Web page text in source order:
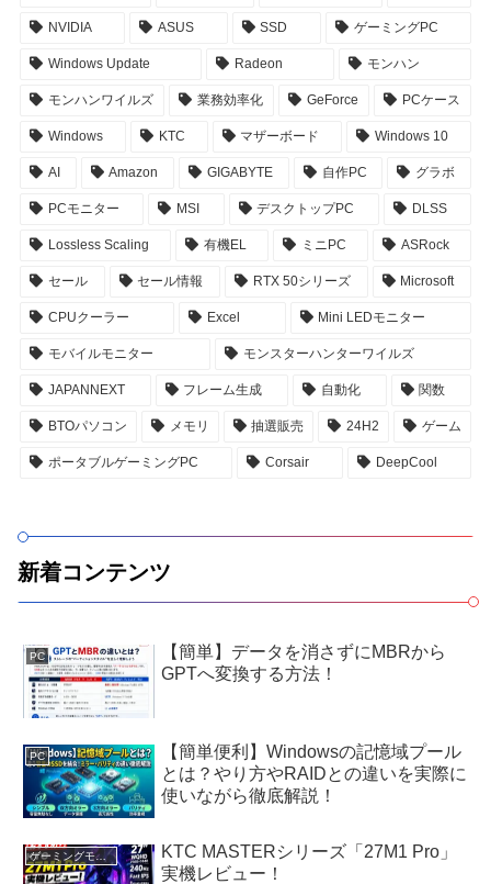
NVIDIA ASUS SSD ゲーミングPC
Windows Update Radeon モンハン
モンハンワイルズ 業務効率化 GeForce PCケース
Windows KTC マザーボード Windows 10
AI Amazon GIGABYTE 自作PC グラボ
PCモニター MSI デスクトップPC DLSS
Lossless Scaling 有機EL ミニPC ASRock
セール セール情報 RTX 50シリーズ Microsoft
CPUクーラー Excel Mini LEDモニター
モバイルモニター モンスターハンターワイルズ
JAPANNEXT フレーム生成 自動化 関数
BTOパソコン メモリ 抽選販売 24H2 ゲーム
ポータブルゲーミングPC Corsair DeepCool
新着コンテンツ
PC
【簡単】データを消さずにMBRから
GPTへ変換する方法！
PC
【簡単便利】Windowsの記憶域プール
とは？やり方やRAIDとの違いを実際に
使いながら徹底解説！
ゲーミングモニター
KTC MASTERシリーズ「27M1 Pro」
実機レビュー！